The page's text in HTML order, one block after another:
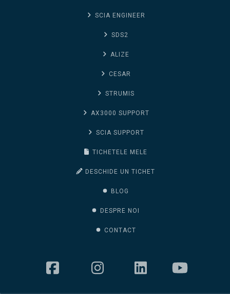
SCIA ENGINEER
SDS2
ALIZE
CESAR
STRUMIS
AX3000 SUPPORT
SCIA SUPPORT
TICHETELE MELE
DESCHIDE UN TICHET
BLOG
DESPRE NOI
CONTACT